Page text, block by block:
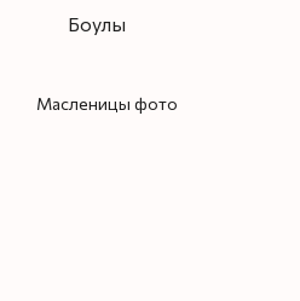
Боулы